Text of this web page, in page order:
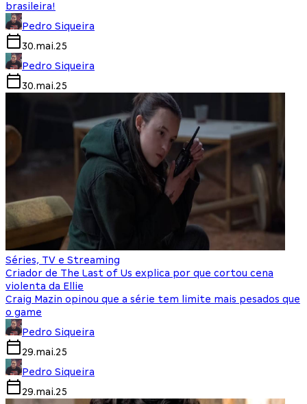
brasileira!
Pedro Siqueira
30.mai.25
Pedro Siqueira
30.mai.25
Séries, TV e Streaming
Criador de The Last of Us explica por que cortou cena
violenta da Ellie
Craig Mazin opinou que a série tem limite mais pesados que
o game
Pedro Siqueira
29.mai.25
Pedro Siqueira
29.mai.25